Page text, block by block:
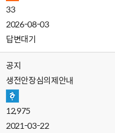
33
2026-08-03
답변대기
공지
생전안장심의제안내
12,975
2021-03-22